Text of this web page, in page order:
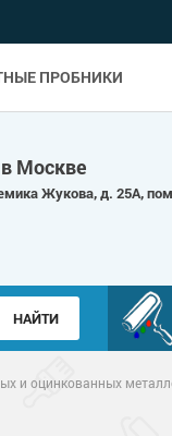
ПРОБНИКИ
Москве
Жукова, д. 25А,
и оцинкованных